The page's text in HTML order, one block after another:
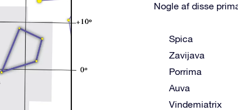
Nogle af disse
Spica
Zavijava
Porrima
Auva
Vindemiatrix